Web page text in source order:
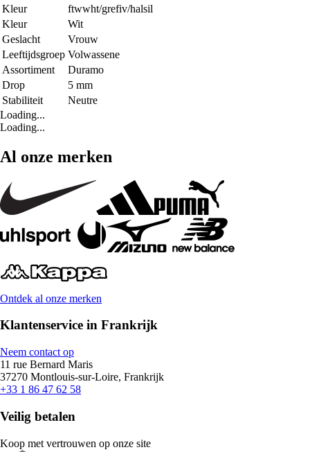
Kleur
ftwwht/grefiv/halsil
Kleur
Wit
Geslacht
Vrouw
Leeftijdsgroep Volwassene
Assortiment
Duramo
Drop
5 mm
Stabiliteit
Neutre
Loading...
Loading...
Al onze merken
Ontdek al onze merken
Klantenservice in Frankrijk
Neem contact op
11 rue Bernard Maris
37270 Montlouis-sur-Loire, Frankrijk
+33 1 86 47 62 58
Veilig betalen
Koop met vertrouwen op onze site